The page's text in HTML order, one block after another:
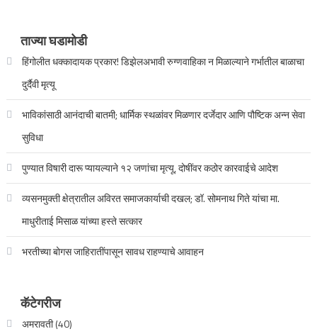
ताज्या घडामोडी
हिंगोलीत धक्कादायक प्रकार! डिझेलअभावी रुग्णवाहिका न मिळाल्याने गर्भातील बाळाचा
दुर्दैवी मृत्यू
भाविकांसाठी आनंदाची बातमी; धार्मिक स्थळांवर मिळणार दर्जेदार आणि पौष्टिक अन्न सेवा
सुविधा
पुण्यात विषारी दारू प्यायल्याने १२ जणांचा मृत्यू, दोषींवर कठोर कारवाईचे आदेश
व्यसनमुक्ती क्षेत्रातील अविरत समाजकार्याची दखल; डॉ. सोमनाथ गिते यांचा मा.
माधुरीताई मिसाळ यांच्या हस्ते सत्कार
भरतीच्या बोगस जाहिरातींपासून सावध राहण्याचे आवाहन
कॅटेगरीज
अमरावती(40)